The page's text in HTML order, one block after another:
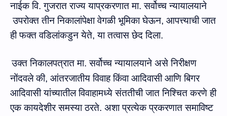
नाईकवि.गुजरात राज्ययाप्रकरणात मा. सर्वोच्‍च न्‍यायालयाने
उपरोक्त तीन निकालांपेक्षावेगळीभूमिका घेऊन, आपत्त्‍याची जात
ही फक्त वडिलांकडुन येते,या तत्वास छेद दिला.
उक्‍त निकालपत्रात मा. सर्वोच्‍च न्‍यायालयाने असे निरीक्षण
नोंदवले की, आंतरजातीय विवाह किंवा आदिवासी आणि बिगर
आदिवासी यांच्यातील विवाहामध्ये संततीची जात निश्चित करणे ही
एक कायदेशीर समस्‍या ठरते. अशा प्रत्येक प्रकरणात समाविष्ट